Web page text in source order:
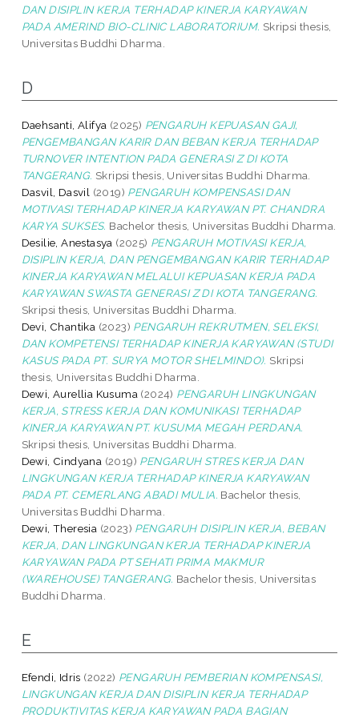
DAN DISIPLIN KERJA TERHADAP KINERJA KARYAWAN
PADA AMERIND BIO-CLINIC LABORATORIUM. Skripsi thesis,
Universitas Buddhi Dharma.
D
Daehsanti, Alifya (2025) PENGARUH KEPUASAN GAJI,
PENGEMBANGAN KARIR DAN BEBAN KERJA TERHADAP
TURNOVER INTENTION PADA GENERASI Z DI KOTA
TANGERANG. Skripsi thesis, Universitas Buddhi Dharma.
Dasvil, Dasvil (2019) PENGARUH KOMPENSASI DAN
MOTIVASI TERHADAP KINERJA KARYAWAN PT. CHANDRA
KARYA SUKSES. Bachelor thesis, Universitas Buddhi Dharma.
Desilie, Anestasya (2025) PENGARUH MOTIVASI KERJA,
DISIPLIN KERJA, DAN PENGEMBANGAN KARIR TERHADAP
KINERJA KARYAWAN MELALUI KEPUASAN KERJA PADA
KARYAWAN SWASTA GENERASI Z DI KOTA TANGERANG.
Skripsi thesis, Universitas Buddhi Dharma.
Devi, Chantika (2023) PENGARUH REKRUTMEN, SELEKSI,
DAN KOMPETENSI TERHADAP KINERJA KARYAWAN (STUDI
KASUS PADA PT. SURYA MOTOR SHELMINDO). Skripsi
thesis, Universitas Buddhi Dharma.
Dewi, Aurellia Kusuma (2024) PENGARUH LINGKUNGAN
KERJA, STRESS KERJA DAN KOMUNIKASI TERHADAP
KINERJA KARYAWAN PT. KUSUMA MEGAH PERDANA.
Skripsi thesis, Universitas Buddhi Dharma.
Dewi, Cindyana (2019) PENGARUH STRES KERJA DAN
LINGKUNGAN KERJA TERHADAP KINERJA KARYAWAN
PADA PT. CEMERLANG ABADI MULIA. Bachelor thesis,
Universitas Buddhi Dharma.
Dewi, Theresia (2023) PENGARUH DISIPLIN KERJA, BEBAN
KERJA, DAN LINGKUNGAN KERJA TERHADAP KINERJA
KARYAWAN PADA PT SEHATI PRIMA MAKMUR
(WAREHOUSE) TANGERANG. Bachelor thesis, Universitas
Buddhi Dharma.
E
Efendi, Idris (2022) PENGARUH PEMBERIAN KOMPENSASI,
LINGKUNGAN KERJA DAN DISIPLIN KERJA TERHADAP
PRODUKTIVITAS KERJA KARYAWAN PADA BAGIAN